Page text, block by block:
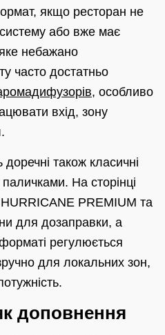
якщо ресторан не
або вже має
небажано
часто достатньо
, особливо
вхід, зону
також класичні
На сторінці
HURRICANE PREMIUM та
для дозаправки, а
регулюється
для локальних зон,
доповнення